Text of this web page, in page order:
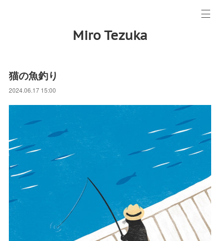
Miro Tezuka
猫の魚釣り
2024.06.17 15:00